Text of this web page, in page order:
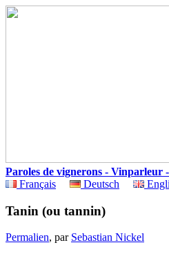
Paroles de vignerons - Vinparleur
Français
Deutsch
Tanin (ou tannin)
Permalien, par Sebastian Nickel